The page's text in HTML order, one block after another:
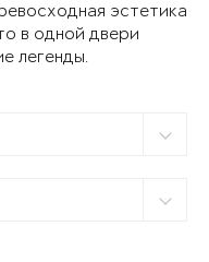
эстетика
в одной двери
легенды.